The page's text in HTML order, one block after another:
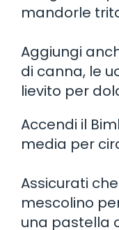
mandorle
Aggiungi
di canna, le
lievito per
Accendi il
media per
Assicurati
mescolino
una pastella